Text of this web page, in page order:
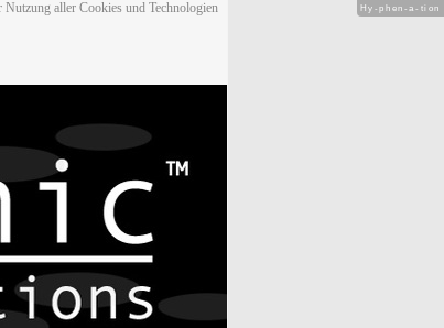
aller Cookies und Technologien
Hy-phen-a-tion